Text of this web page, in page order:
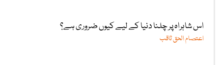
اس شاہراہ پر چلنا دنیا کے لیے کیوں ضروری ہے؟
اعتصام الحق ثاقب